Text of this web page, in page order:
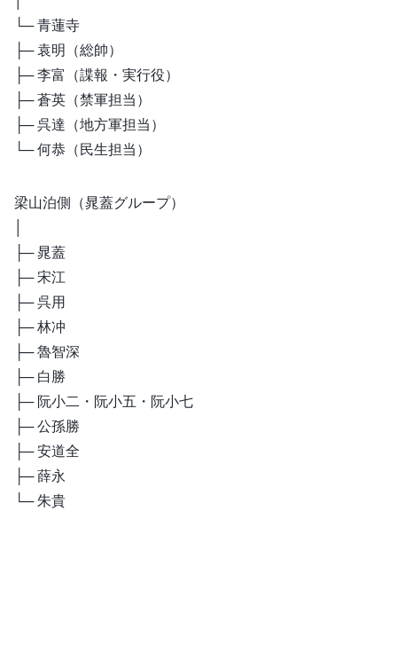
└─ 青蓮寺
├─ 袁明（総帥）
├─ 李富（諜報・実行役）
├─ 蒼英（禁軍担当）
├─ 呉達（地方軍担当）
└─ 何恭（民生担当）
梁山泊側（晁蓋グループ）
├─ 晁蓋
├─ 宋江
├─ 呉用
├─ 林冲
├─ 魯智深
├─ 白勝
├─ 阮小二・阮小五・阮小七
├─ 公孫勝
├─ 安道全
├─ 薛永
└─ 朱貴